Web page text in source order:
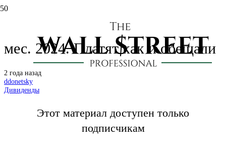
Вуш (WUSH): дивиденды за 9
мес. 2024. Платят как и обещали
2 года назад
ddonetsky
Дивиденды
Этот материал доступен только
подписчикам